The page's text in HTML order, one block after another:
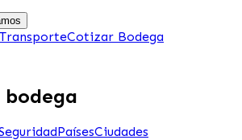
Cotizar Bodega
bodega
PaísesCiudades